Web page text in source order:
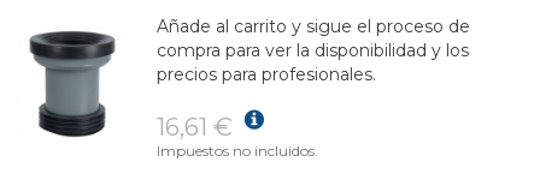
Añade al carrito y sigue el proceso de
compra para ver la disponibilidad y los
precios para profesionales.
16,61 €
Impuestos no incluidos.